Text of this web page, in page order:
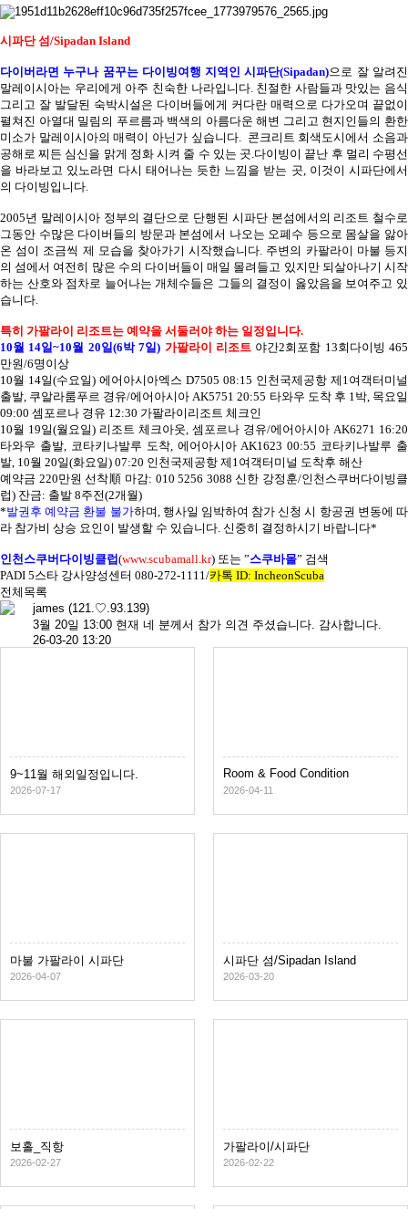
시파단 섬/Sipadan Island
다이버라면 누구나 꿈꾸는 다이빙여행 지역인 시파단(Sipadan)으로 잘 알려진
말레이시아는 우리에게 아주 친숙한 나라입니다. 친절한 사람들과 맛있는 음식
그리고 잘 발달된 숙박시설은 다이버들에게 커다란 매력으로 다가오며 끝없이
펼쳐진 아열대 밀림의 푸르름과 백색의 아름다운 해변 그리고 현지인들의 환한
미소가 말레이시아의 매력이 아닌가 싶습니다. 콘크리트 회색도시에서 소음과
공해로 찌든 심신을 맑게 정화 시켜 줄 수 있는 곳 다이빙이 끝난 후 멀리 수평선
을 바라보고 있노라면 다시 태어나는 듯한 느낌을 받는 곳 이것이 시파단에서
의 다이빙입니다
2005년 말레이시아 정부의 결단으로 단행된 시파단 본섬에서의 리조트 철수로
그동안 수많은 다이버들의 방문과 본섬에서 나오는 오폐수 등으로 몸살을 앓아
온 섬이 조금씩 제 모습을 찾아가기 시작했습니다 주변의 카팔라이 마불 등지
의 섬에서 여전히 많은 수의 다이버들이 매일 몰려들고 있지만 되살아나기 시작
하는 산호와 점차로 늘어나는 개체수들은 그들의 결정이 옳았음을 보여주고 있
습니다
특히 가팔라이 리조트는 예약을 서둘러야 하는 일정입니다.
10월 14일~10월 20일(6박7일) 가팔라이 리조트야간2회포함 13회다이빙 465
만원/6명이상
10월 14일(수요일) 에어아시아엑스 D7505 08:15 인천국제공항 제 1 여객터미널
출발 쿠알라룸푸르 경유/에어아시아 AK5751 20:55 타와우 도착 후 1 박, 목요일
09:00 셈포르나 경유 12:30 가팔라이리조트 체크인
10월 19일(월요일) 리조트 체크아웃 셈포르나 경유/에어아시아 AK6271 16:20
타와우 출발, 코타키나발루 도착, 에어아시아 AK1623 00:55 코타키나발루 출
발 , 10월 20일(화요일) 07:20 인천국제공항 제 1 여객터미널 도착후 해산
예약금 220만원 선착順 마감: 010 5256 3088신한 강정훈/인천스쿠버다이빙클
럽) 잔금: 출발 8주전(2개월)
*발권후 예약금 환불 불가하며 행사일 임박하여 참가 신청 시 항공권 변동에 따
라 참가비 상승 요인이 발생할 수 있습니다 신중히 결정하시기 바랍니다*
인천스쿠버다이빙클럽(www.scubamall.kr) 또는 ”스쿠바몰” 검색
PADI 5스타 강사양성센터 080-272-1111/카톡 ID: IncheonScuba
전체목록
james (121.♡.93.139)
3월 20일 13:00 현재 네 분께서 참가 의견 주셨습니다. 감사합니다.
26-03-20 13:20
9~11월 해외일정입니다.
2026-07-17
Room & Food Condition
2026-04-11
마불 가팔라이 시파단
2026-04-07
시파단 섬/Sipadan Island
2026-03-20
보홀_직항
2026-02-27
가팔라이/시파단
2026-02-22